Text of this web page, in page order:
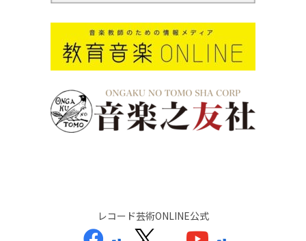
レコード芸術ONLINE公式